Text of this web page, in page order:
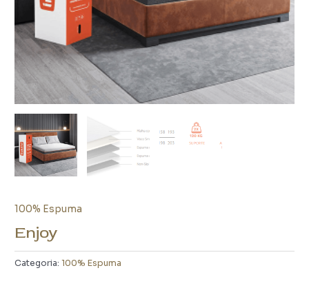
100% Espuma
Enjoy
Categoria:100% Espuma